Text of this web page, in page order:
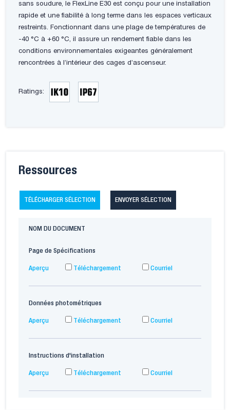
sans soudure, le FlexLine E30 est conçu pour une installation
rapide et une fiabilité à long terme dans les espaces verticaux
restreints. Fonctionnant dans une plage de températures de
-40 °C à +60 °C, il assure un rendement fiable dans les
conditions environnementales exigeantes généralement
rencontrées à l’intérieur des cages d’ascenseur.
Ratings:
Ressources
TÉLÉCHARGER SÉLECTION ENVOYER SÉLECTION
NOM DU DOCUMENT
Page de Spécifications
Aperçu Téléchargement Courriel
Données photométriques
Aperçu Téléchargement Courriel
Instructions d'installation
Aperçu Téléchargement Courriel